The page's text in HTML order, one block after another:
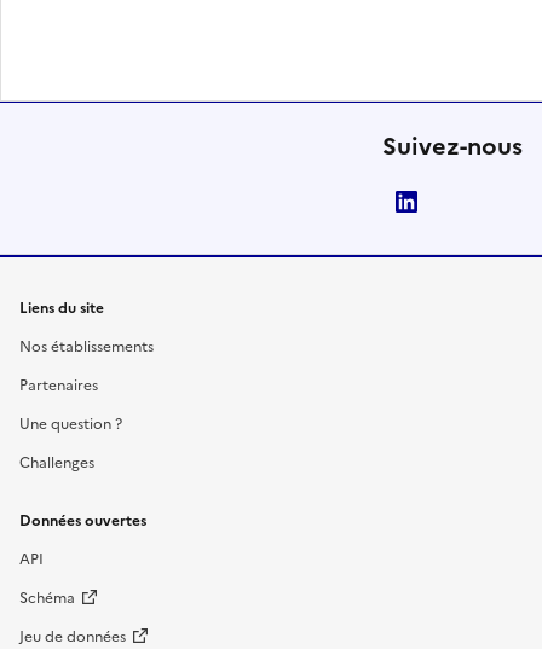
Suivez-nous
Liens du site
Nos établissements
Partenaires
Une question ?
Challenges
Données ouvertes
API
Schéma
Jeu de données